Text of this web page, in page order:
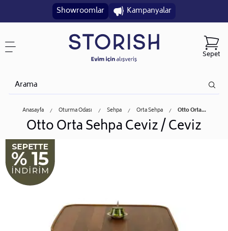
Showroomlar Kampanyalar
Sepet
Anasayfa Oturma Odası Sehpa Orta Sehpa Otto Orta...
Otto Orta Sehpa Ceviz / Ceviz